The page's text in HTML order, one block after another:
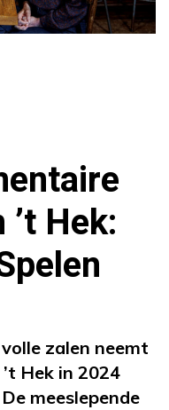
Hek:
zalen neemt
Hek in 2024
meeslepende